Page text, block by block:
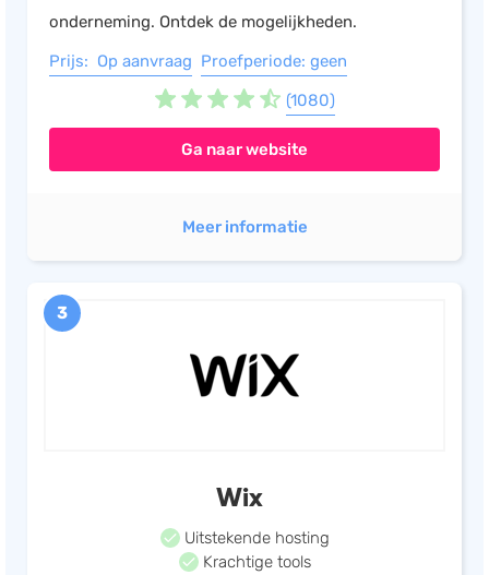
onderneming. Ontdek de mogelijkheden.
Prijs: Op aanvraag Proefperiode: geen
(1080)
Ga naar website
Meer informatie
3
Wix
Uitstekende hosting
Krachtige tools